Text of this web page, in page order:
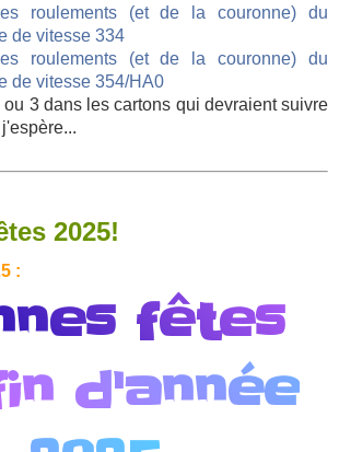
roulements (et de la couronne) du
de vitesse 334
roulements (et de la couronne) du
de vitesse 354/HA0
3 dans les cartons qui devraient suivre
2025!
:
fêtes
d'année